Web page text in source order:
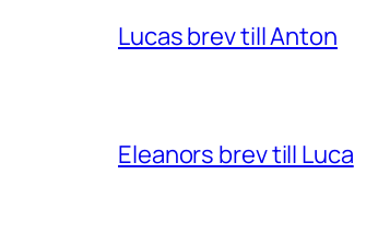
Lucas brev till Anton
Eleanors brev till Luca